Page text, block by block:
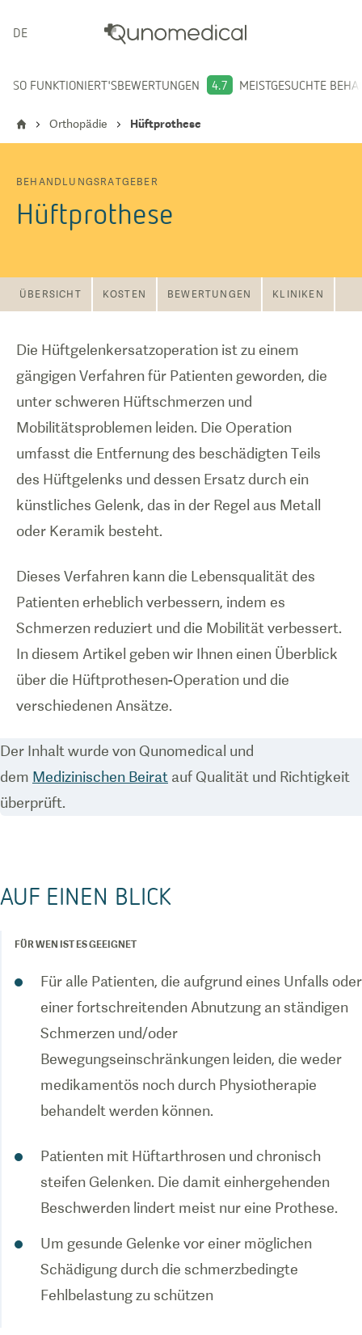
DEUTSCH
SO FUNKTIONIERT'SBEWERTUNGEN 4.7 MEISTGESUCHTE
Orthopädie Hüftprothese
BEHANDLUNGSRATGEBER
Hüftprothese
ÜBERSICHT KOSTEN BEWERTUNGEN KLINIKEN
Die Hüftgelenkersatzoperation ist zu einem
gängigen Verfahren für Patienten geworden, die
unter schweren Hüftschmerzen und
Mobilitätsproblemen leiden. Die Operation
umfasst die Entfernung des beschädigten Teils
des Hüftgelenks und dessen Ersatz durch ein
künstliches Gelenk, das in der Regel aus Metall
oder Keramik besteht.
Dieses Verfahren kann die Lebensqualität des
Patienten erheblich verbessern, indem es
Schmerzen reduziert und die Mobilität verbessert.
In diesem Artikel geben wir Ihnen einen Überblick
über die Hüftprothesen-Operation und die
verschiedenen Ansätze.
Der Inhalt wurde von Qunomedical und
dem Medizinischen Beirat auf Qualität und Richtigkeit
überprüft.
AUF EINEN BLICK
FÜR WEN IST ES GEEIGNET
Für alle Patienten, die aufgrund eines Unfalls oder
einer fortschreitenden Abnutzung an ständigen
Schmerzen und/oder
Bewegungseinschränkungen leiden, die weder
medikamentös noch durch Physiotherapie
behandelt werden können.
Patienten mit Hüftarthrosen und chronisch
steifen Gelenken. Die damit einhergehenden
Beschwerden lindert meist nur eine Prothese.
Um gesunde Gelenke vor einer möglichen
Schädigung durch die schmerzbedingte
Fehlbelastung zu schützen